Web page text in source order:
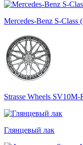
Mercedes-Benz S-Class
Strasse Wheels SV10M-
Глянцевый лак